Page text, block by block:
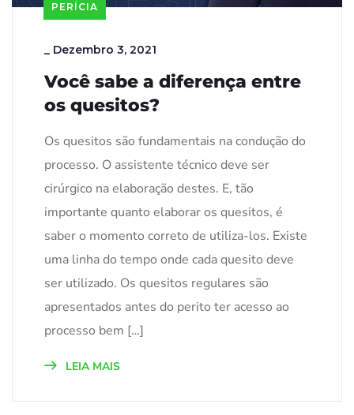
PERÍCIA
_ Dezembro 3, 2021
Você sabe a diferença entre
os quesitos?
Os quesitos são fundamentais na condução do
processo. O assistente técnico deve ser
cirúrgico na elaboração destes. E, tão
importante quanto elaborar os quesitos, é
saber o momento correto de utiliza-los. Existe
uma linha do tempo onde cada quesito deve
ser utilizado. Os quesitos regulares são
apresentados antes do perito ter acesso ao
processo bem […]
LEIA MAIS